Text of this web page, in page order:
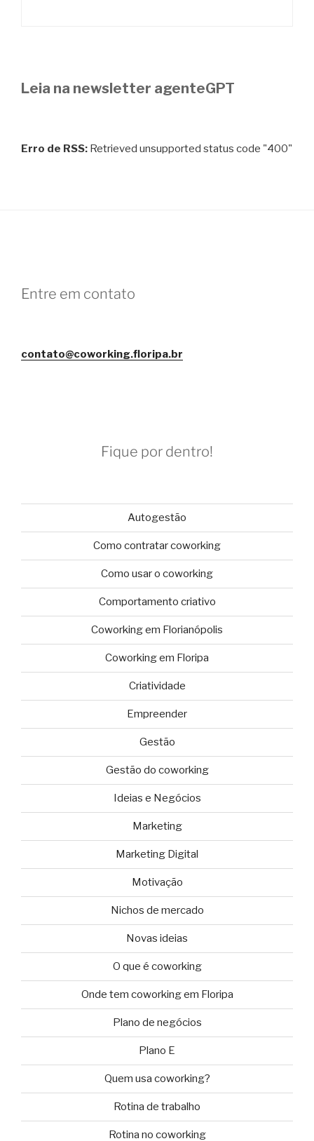
Leia na newsletter agenteGPT
Erro de RSS: Retrieved unsupported status code "400"
Entre em contato
contato@coworking.floripa.br
Fique por dentro!
Autogestão
Como contratar coworking
Como usar o coworking
Comportamento criativo
Coworking em Florianópolis
Coworking em Floripa
Criatividade
Empreender
Gestão
Gestão do coworking
Ideias e Negócios
Marketing
Marketing Digital
Motivação
Nichos de mercado
Novas ideias
O que é coworking
Onde tem coworking em Floripa
Plano de negócios
Plano E
Quem usa coworking?
Rotina de trabalho
Rotina no coworking